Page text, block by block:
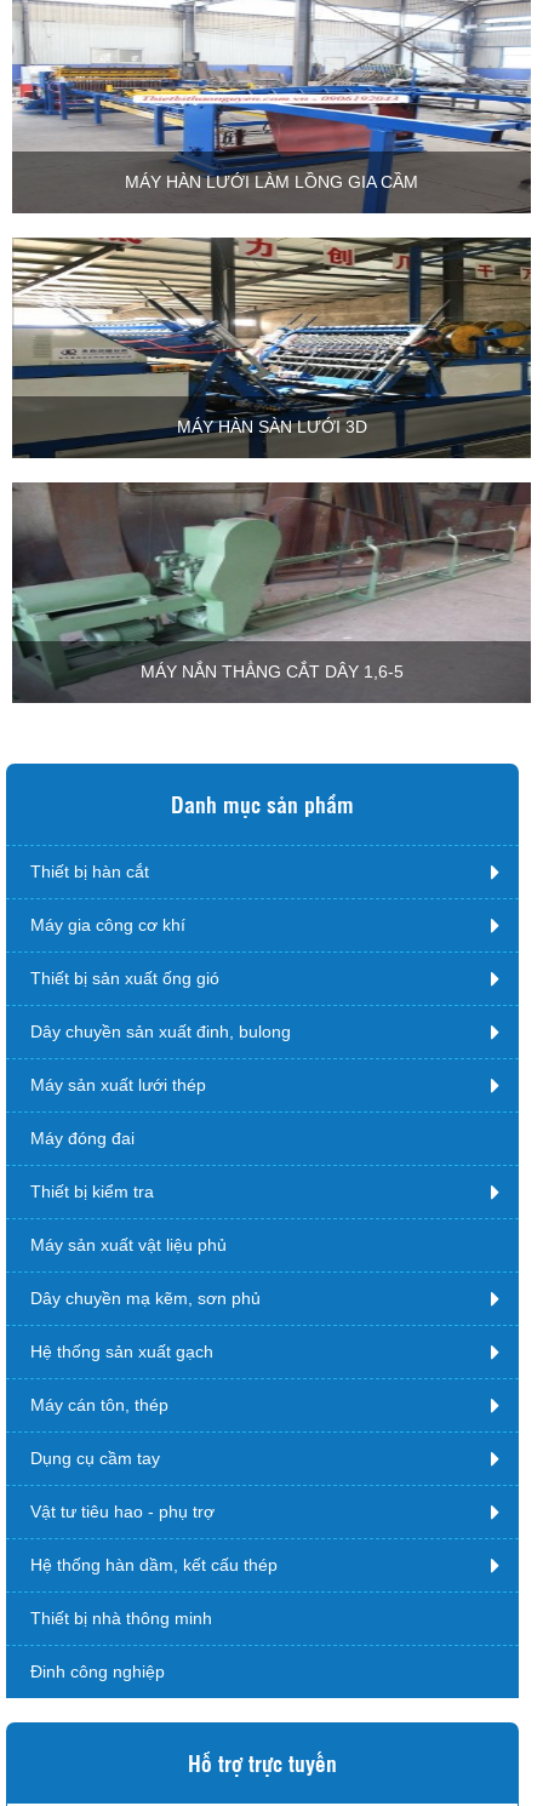
MÁY HÀN LƯỚI LÀM LỒNG GIA CẦM
MÁY HÀN SÀN LƯỚI 3D
MÁY NẮN THẲNG CẮT DÂY 1,6-5
Danh mục sản phẩm
Thiết bị hàn cắt
Máy gia công cơ khí
Thiết bị sản xuất ống gió
Dây chuyền sản xuất đinh, bulong
Máy sản xuất lưới thép
Máy đóng đai
Thiết bị kiểm tra
Máy sản xuất vật liệu phủ
Dây chuyền mạ kẽm, sơn phủ
Hệ thống sản xuất gạch
Máy cán tôn, thép
Dụng cụ cầm tay
Vật tư tiêu hao - phụ trợ
Hệ thống hàn dầm, kết cấu thép
Thiết bị nhà thông minh
Đinh công nghiệp
Hỗ trợ trực tuyến